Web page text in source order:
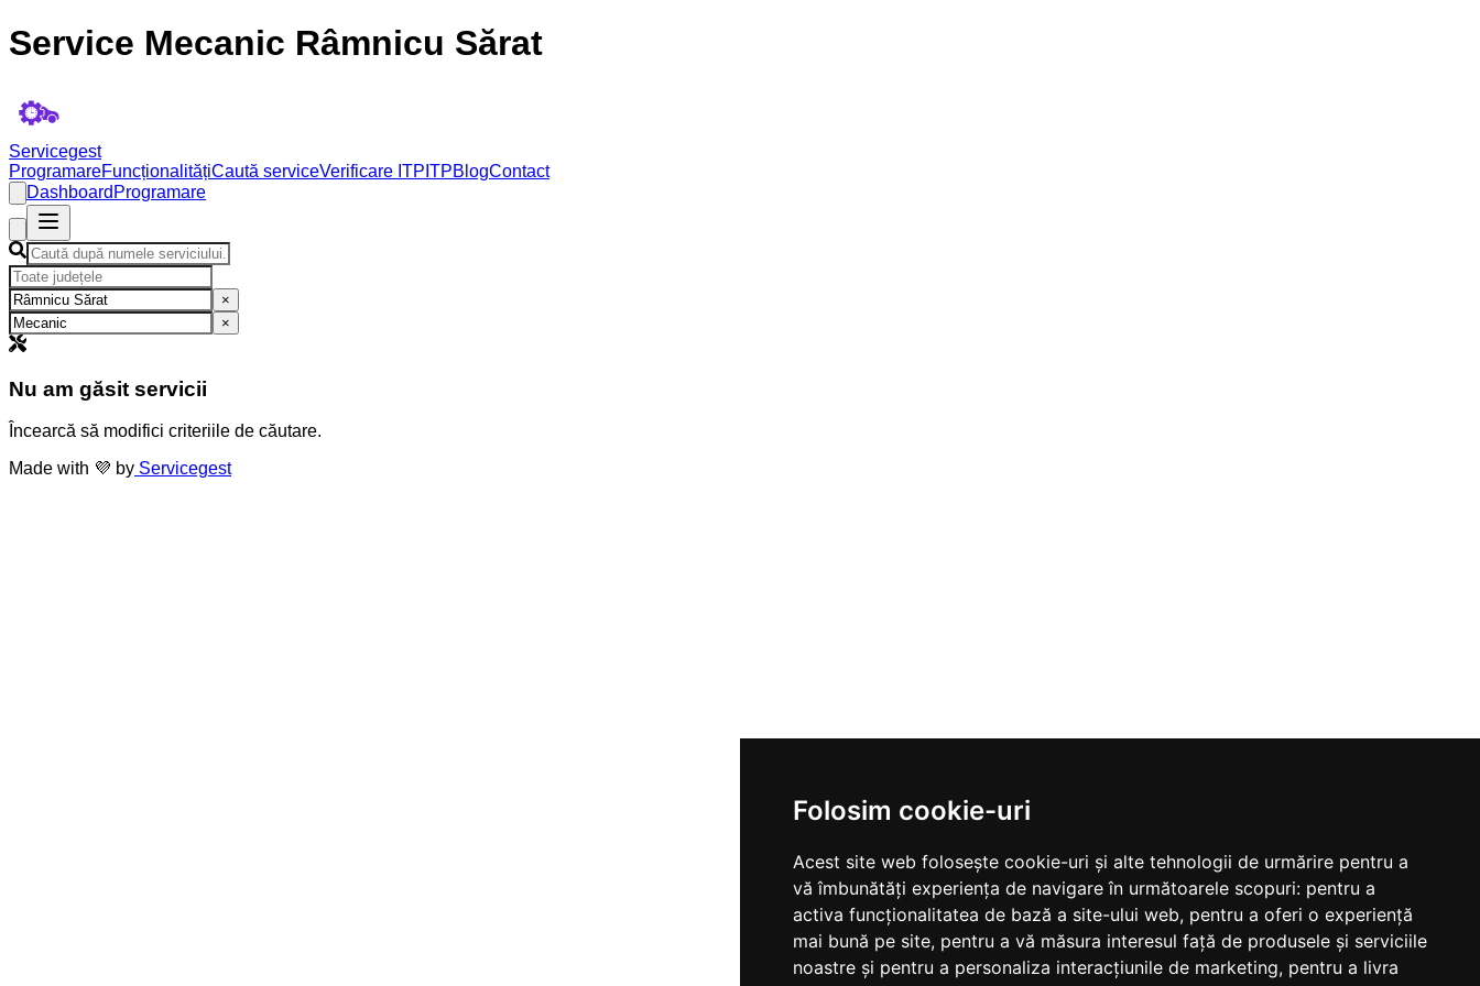
Folosim cookie-uri
Acest site web folosește cookie-uri și alte tehnologii de urmărire pentru a
vă îmbunătăți experiența de navigare în următoarele scopuri: pentru a
activa funcționalitatea de bază a site-ului web, pentru a oferi o experiență
mai bună pe site, pentru a vă măsura interesul față de produsele și serviciile
noastre și pentru a personaliza interacțiunile de marketing, pentru a livra
Service Mecanic Râmnicu Sărat
Servicegest
ProgramareFuncționalitățiCaută serviceVerificare ITP ITPBlogContact
Dashboard Programare
×
×
Nu am găsit servicii
Încearcă să modifici criteriile de căutare.
Made with 💜 by Servicegest